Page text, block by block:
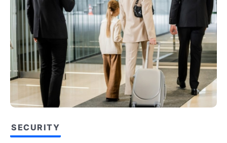
SECURITY